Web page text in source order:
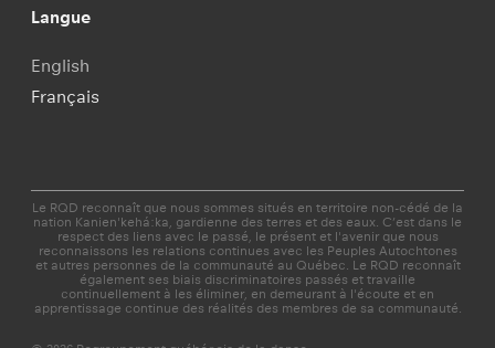
Langue
English
Français
Le RQD reconnaît que nous sommes situés en territoire non-cédé de la
nation Kanien'kehá:ka, gardienne des terres et des eaux. C’est dans le
respect des liens avec le passé, le présent et l'avenir que nous
reconnaissons les relations continues avec les Peuples Autochtones
et autres personnes de la communauté au Québec. Le RQD reconnaît
également ses biais discriminatoires passés et travaille
continuellement à les éliminer, en demeurant à l'écoute et en
apprentissage continue des réalités des membres de sa communauté.